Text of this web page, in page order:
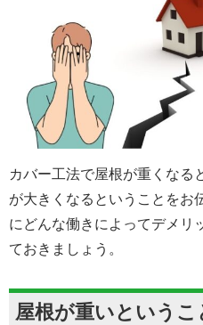
カバー工法で屋根が重くなる
が大きくなるということをお
にどんな働きによってデメリ
ておきましょう。
屋根が重いというこ